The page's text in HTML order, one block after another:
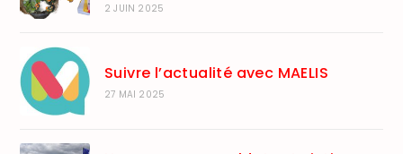
2 JUIN 2025
Suivre l’actualité avec MAELIS
27 MAI 2025